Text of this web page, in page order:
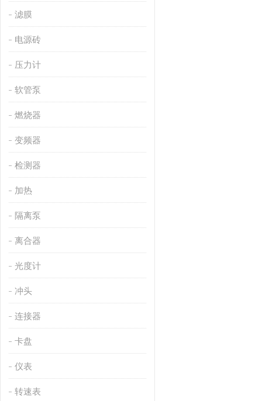
滤膜
电源砖
压力计
软管泵
燃烧器
变频器
检测器
加热
隔离泵
离合器
光度计
冲头
连接器
卡盘
仪表
转速表